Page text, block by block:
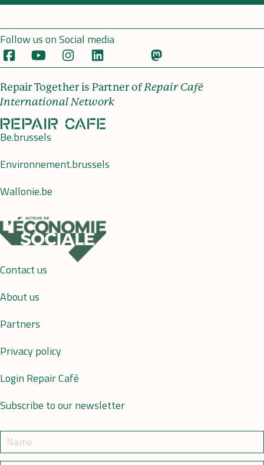
Follow us on Social media
Repair Together is Partner ofRepair Café
International Network
Be.brussels
Environnement.brussels
Wallonie.be
Contact us
About us
Partners
Privacy policy
Login Repair Café
Subscribe to our newsletter